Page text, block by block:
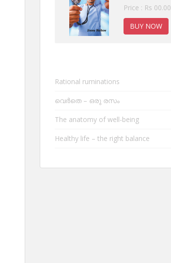
Price : Rs 00.00
BUY NOW
Rational ruminations
വെർതെ – ഒരു രസം
The anatomy of well-being
Healthy life – the right balance